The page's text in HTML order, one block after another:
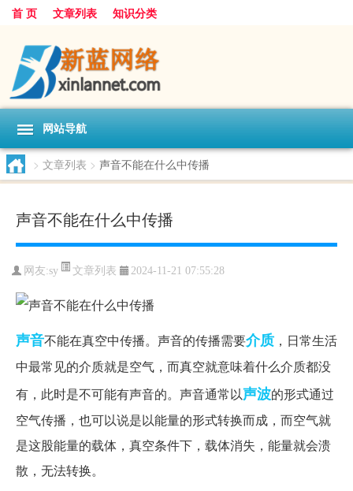
首 页 文章列表 知识分类
网站导航
> 文章列表 > 声音不能在什么中传播
声音不能在什么中传播
网友:sy 文章列表 2024-11-21 07:55:28
声音不能在真空中传播。声音的传播需要介质 ，日常生活
中最常见的介质就是空气，而真空就意味着什么介质都没
有，此时是不可能有声音的。声音通常以声波的形式通过
空气传播，也可以说是以能量的形式转换而成，而空气就
是这股能量的载体，真空条件下，载体消失，能量就会溃
散，无法转换。